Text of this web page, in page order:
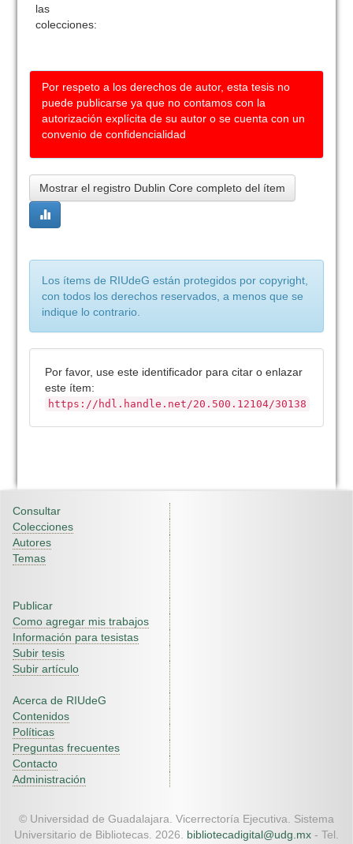
las
colecciones:
Por respeto a los derechos de autor, esta tesis no
puede publicarse ya que no contamos con la
autorización explícita de su autor o se cuenta con un
convenio de confidencialidad
Mostrar el registro Dublin Core completo del ítem
Los ítems de RIUdeG están protegidos por copyright,
con todos los derechos reservados, a menos que se
indique lo contrario.
Por favor, use este identificador para citar o enlazar
este ítem:
https://hdl.handle.net/20.500.12104/30138
Consultar
Colecciones
Autores
Temas
Publicar
Como agregar mis trabajos
Información para tesistas
Subir tesis
Subir artículo
Acerca de RIUdeG
Contenidos
Políticas
Preguntas frecuentes
Contacto
Administración
© Universidad de Guadalajara. Vicerrectoría Ejecutiva. Sistema
Universitario de Bibliotecas. 2026. bibliotecadigital@udg.mx - Tel.